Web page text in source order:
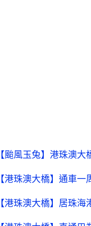
【颱風玉兔】港珠澳
【港珠澳大橋】通車
【港珠澳大橋】居珠